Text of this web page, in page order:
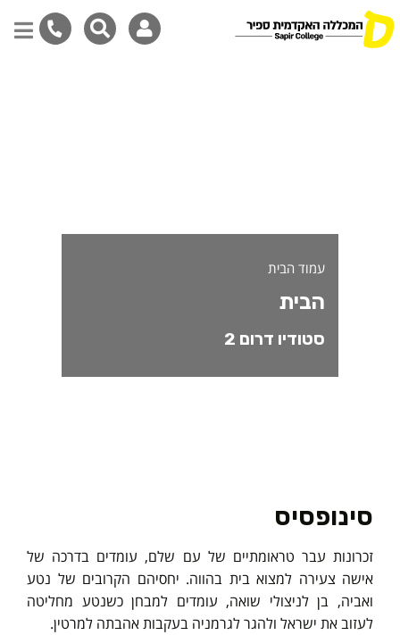
עמוד הבית
הבית
סטודיו דרום 2
סינופסיס
זכרונות עבר טראומתיים של עם שלם, עומדים בדרכה של
אישה צעירה למצוא בית בהווה. יחסיהם הקרובים של נטע
ואביה, בן לניצולי שואה, עומדים למבחן כשנטע מחליטה
לעזוב את ישראל ולהגר לגרמניה בעקבות אהבתה למרטין.